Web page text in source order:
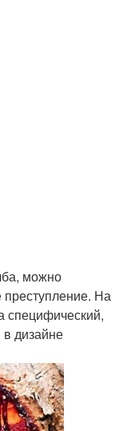
можно
преступление. На
специфический,
в дизайне